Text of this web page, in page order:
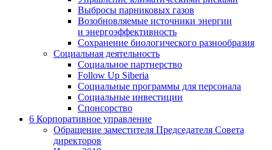
Выбросы парниковых газов
Возобновляемые источники энергии
и энергоэффективность
Сохранение биологического разнообразия
Социальная деятельность
Социальное партнерство
Follow Up Siberia
Социальные программы для персонала
Социальные инвестиции
Спонсорство
6 Корпоративное управление
Обращение заместителя Председателя Совета
директоров